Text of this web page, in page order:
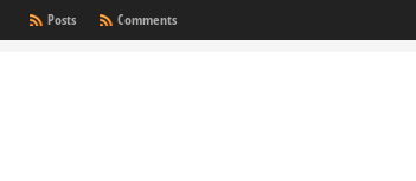
Comments
Posts